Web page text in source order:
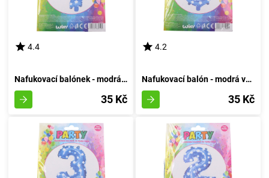
4.4
Nafukovací balónek - modrá sedmička
35 Kč
4.2
Nafukovací balón - modrá varianta číslo osm
35 Kč